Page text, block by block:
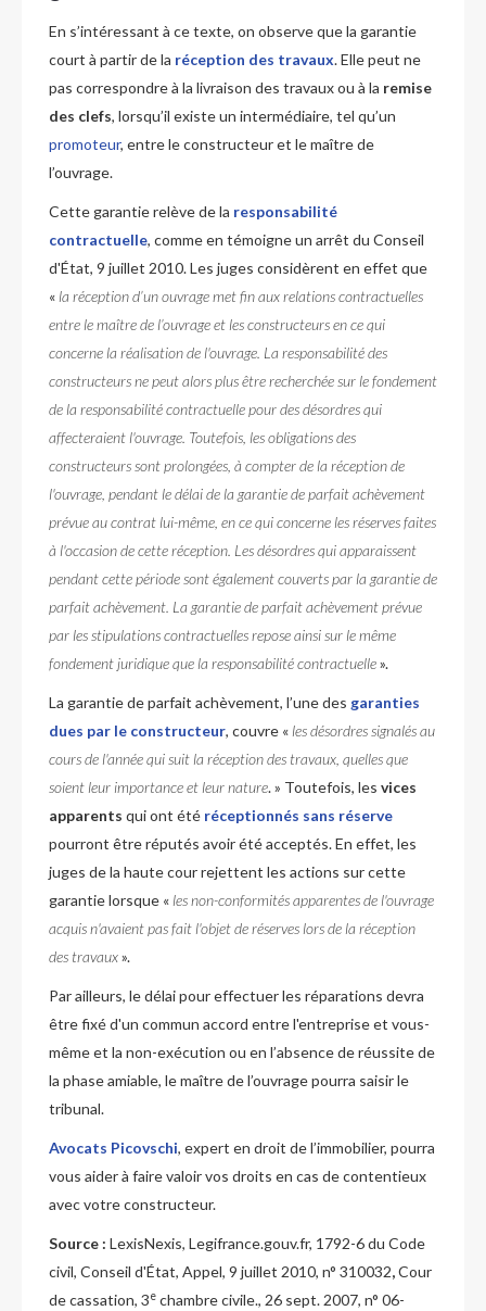
En s’intéressant à ce texte, on observe que la garantie
court à partir de la réception des travaux. Elle peut ne
pas correspondre à la livraison des travaux ou à la remise
des clefs, lorsqu’il existe un intermédiaire, tel qu’un
promoteur, entre le constructeur et le maître de
l’ouvrage.
Cette garantie relève de la responsabilité
contractuelle, comme en témoigne un arrêt du Conseil
d'État, 9 juillet 2010. Les juges considèrent en effet que
« la réception d’un ouvrage met fin aux relations contractuelles
entre le maître de l’ouvrage et les constructeurs en ce qui
concerne la réalisation de l'ouvrage. La responsabilité des
constructeurs ne peut alors plus être recherchée sur le fondement
de la responsabilité contractuelle pour des désordres qui
affecteraient l'ouvrage. Toutefois, les obligations des
constructeurs sont prolongées, à compter de la réception de
l'ouvrage, pendant le délai de la garantie de parfait achèvement
prévue au contrat lui-même, en ce qui concerne les réserves faites
à l'occasion de cette réception. Les désordres qui apparaissent
pendant cette période sont également couverts par la garantie de
parfait achèvement. La garantie de parfait achèvement prévue
par les stipulations contractuelles repose ainsi sur le même
fondement juridique que la responsabilité contractuelle».
La garantie de parfait achèvement, l’une des garanties
dues par le constructeur, couvre « les désordres signalés au
cours de l'année qui suit la réception des travaux, quelles que
soient leur importance et leur nature. » Toutefois, les vices
apparents qui ont été réceptionnés sans réserve
pourront être réputés avoir été acceptés. En effet, les
juges de la haute cour rejettent les actions sur cette
garantie lorsque « les non-conformités apparentes de l'ouvrage
acquis n'avaient pas fait l'objet de réserves lors de la réception
des travaux».
Par ailleurs, le délai pour effectuer les réparations devra
être fixé d'un commun accord entre l'entreprise et vous-
même et la non-exécution ou en l’absence de réussite de
la phase amiable, le maître de l’ouvrage pourra saisir le
tribunal.
Avocats Picovschi, expert en droit de l’immobilier, pourra
vous aider à faire valoir vos droits en cas de contentieux
avec votre constructeur.
Source : LexisNexis, Legifrance.gouv.fr, 1792-6 du Code
civil, Conseil d'État, Appel, 9 juillet 2010, n° 310032,Cour
de cassation, 3e chambre civile., 26 sept. 2007, n° 06-